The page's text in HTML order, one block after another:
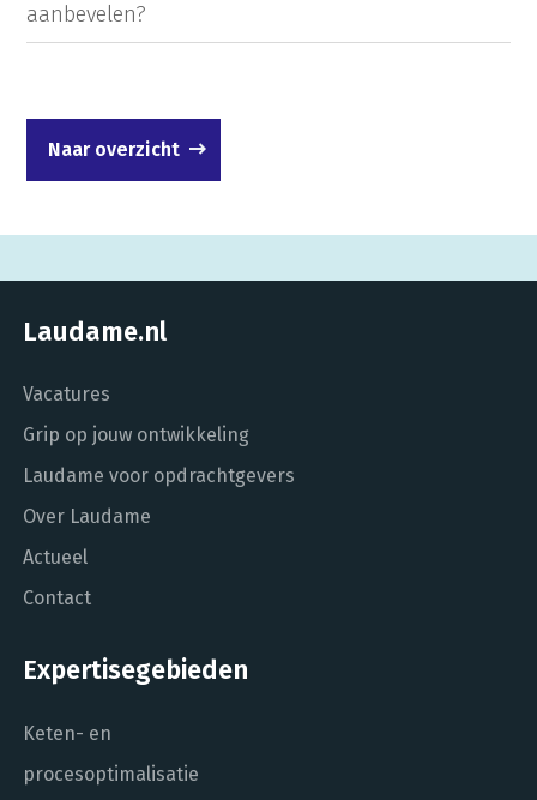
aanbevelen?
Naar overzicht
Laudame.nl
Vacatures
Grip op jouw ontwikkeling
Laudame voor opdrachtgevers
Over Laudame
Actueel
Contact
Expertisegebieden
Keten- en
procesoptimalisatie